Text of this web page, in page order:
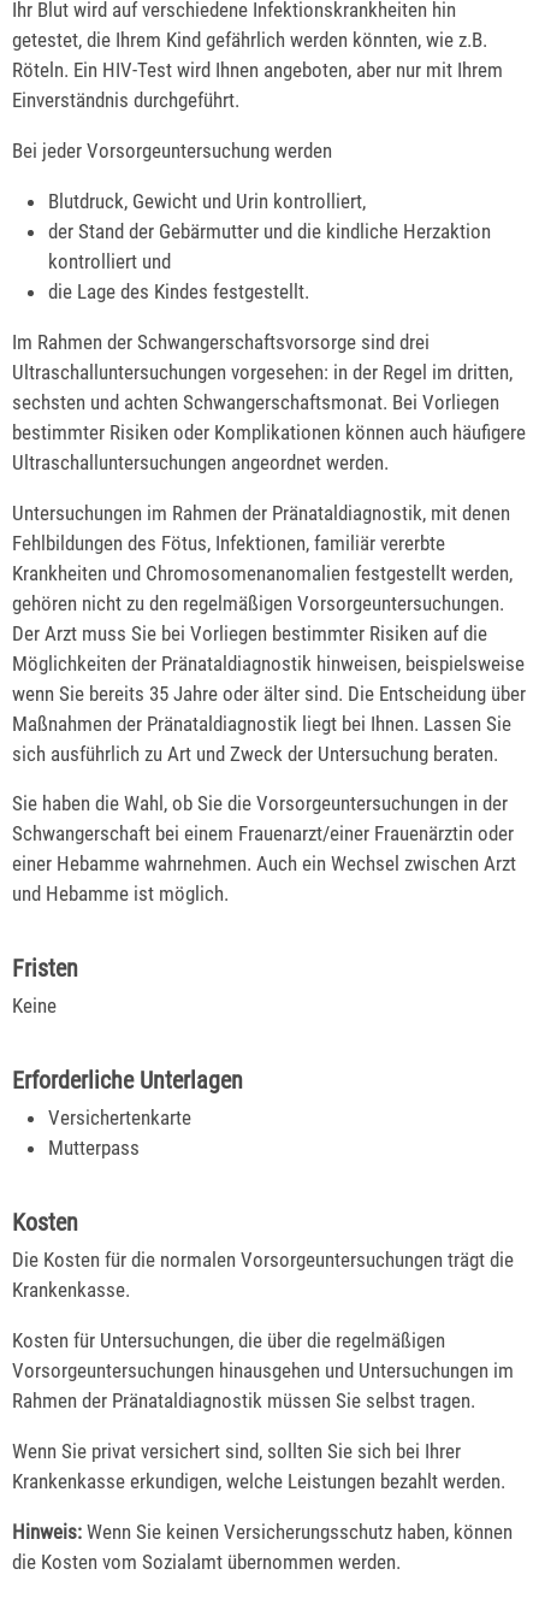
Ihr Blut wird auf verschiedene Infektionskrankheiten hin
getestet, die Ihrem Kind gefährlich werden könnten, wie z.B.
Röteln. Ein HIV-Test wird Ihnen angeboten, aber nur mit Ihrem
Einverständnis durchgeführt.
Bei jeder Vorsorgeuntersuchung werden
Blutdruck, Gewicht und Urin kontrolliert,
der Stand der Gebärmutter und die kindliche Herzaktion
kontrolliert und
die Lage des Kindes festgestellt.
Im Rahmen der Schwangerschaftsvorsorge sind drei
Ultraschalluntersuchungen vorgesehen: in der Regel im dritten,
sechsten und achten Schwangerschaftsmonat. Bei Vorliegen
bestimmter Risiken oder Komplikationen können auch häufigere
Ultraschalluntersuchungen angeordnet werden.
Untersuchungen im Rahmen der Pränataldiagnostik, mit denen
Fehlbildungen des Fötus, Infektionen, familiär vererbte
Krankheiten und Chromosomenanomalien festgestellt werden,
gehören nicht zu den regelmäßigen Vorsorgeuntersuchungen.
Der Arzt muss Sie bei Vorliegen bestimmter Risiken auf die
Möglichkeiten der Pränataldiagnostik hinweisen, beispielsweise
wenn Sie bereits 35 Jahre oder älter sind. Die Entscheidung über
Maßnahmen der Pränataldiagnostik liegt bei Ihnen. Lassen Sie
sich ausführlich zu Art und Zweck der Untersuchung beraten.
Sie haben die Wahl, ob Sie die Vorsorgeuntersuchungen in der
Schwangerschaft bei einem Frauenarzt/einer Frauenärztin oder
einer Hebamme wahrnehmen. Auch ein Wechsel zwischen Arzt
und Hebamme ist möglich.
Fristen
Keine
Erforderliche Unterlagen
Versichertenkarte
Mutterpass
Kosten
Die Kosten für die normalen Vorsorgeuntersuchungen trägt die
Krankenkasse.
Kosten für Untersuchungen, die über die regelmäßigen
Vorsorgeuntersuchungen hinausgehen und Untersuchungen im
Rahmen der Pränataldiagnostik müssen Sie selbst tragen.
Wenn Sie privat versichert sind, sollten Sie sich bei Ihrer
Krankenkasse erkundigen, welche Leistungen bezahlt werden.
Hinweis: Wenn Sie keinen Versicherungsschutz haben, können
die Kosten vom Sozialamt übernommen werden.